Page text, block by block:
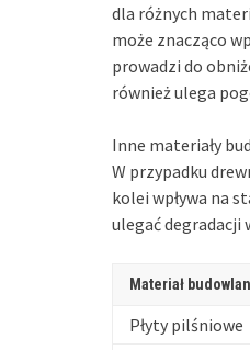
dla różnych
może znacząco
prowadzi do
również ulega
Inne materiały
W przypadku
kolei wpływa na
ulegać degradacji
Materiał
Płyty pilśniowe